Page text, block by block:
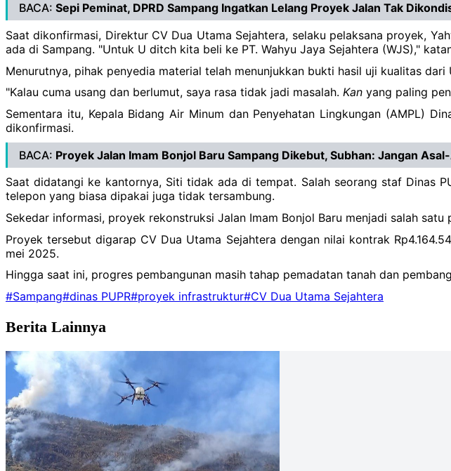
BACA: Sepi Peminat, DPRD Sampang Ingatkan Lelang Proyek Jalan Tak
Saat dikonfirmasi, Direktur CV Dua Utama Sejahtera, selaku pelaksana proyek,
ada di Sampang. "Untuk U ditch kita beli ke PT. Wahyu Jaya Sejahtera (WJS),"
Menurutnya, pihak penyedia material telah menunjukkan bukti hasil uji kualitas
"Kalau cuma usang dan berlumut, saya rasa tidak jadi masalah. Kan yang paling
Sementara itu, Kepala Bidang Air Minum dan Penyehatan Lingkungan (AMPL)
dikonfirmasi.
BACA: Proyek Jalan Imam Bonjol Baru Sampang Dikebut, Subhan: Jangan
Saat didatangi ke kantornya, Siti tidak ada di tempat. Salah seorang staf Dinas
telepon yang biasa dipakai juga tidak tersambung.
Sekedar informasi, proyek rekonstruksi Jalan Imam Bonjol Baru menjadi salah
Proyek tersebut digarap CV Dua Utama Sejahtera dengan nilai kontrak
mei 2025.
Hingga saat ini, progres pembangunan masih tahap pemadatan tanah dan
#Sampang#dinas PUPR#proyek infrastruktur#CV Dua Utama Sejahtera
Berita Lainnya